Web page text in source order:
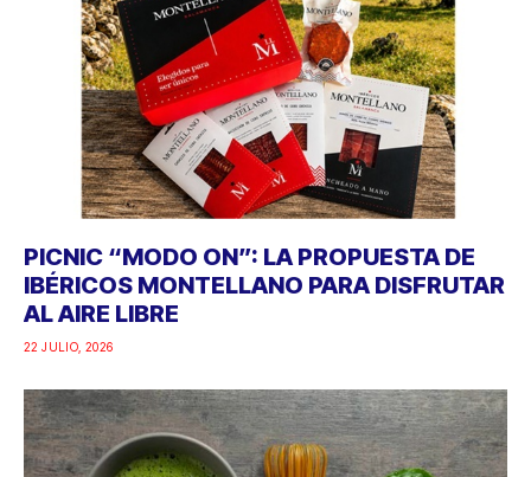
PICNIC “MODO ON”: LA PROPUESTA DE
IBÉRICOS MONTELLANO PARA DISFRUTAR
AL AIRE LIBRE
22 JULIO, 2026